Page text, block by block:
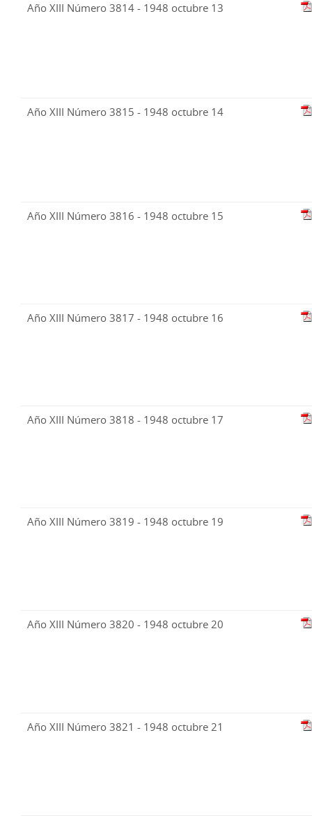
Año XIII Número 3814 - 1948 octubre 13
Año XIII Número 3815 - 1948 octubre 14
Año XIII Número 3816 - 1948 octubre 15
Año XIII Número 3817 - 1948 octubre 16
Año XIII Número 3818 - 1948 octubre 17
Año XIII Número 3819 - 1948 octubre 19
Año XIII Número 3820 - 1948 octubre 20
Año XIII Número 3821 - 1948 octubre 21